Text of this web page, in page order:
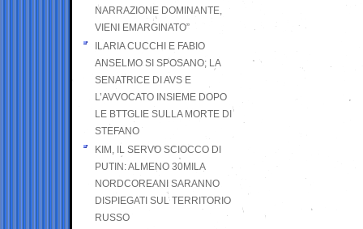
NARRAZIONE DOMINANTE,
VIENI EMARGINATO”
ILARIA CUCCHI E FABIO
ANSELMO SI SPOSANO; LA
SENATRICE DI AVS E
L’AVVOCATO INSIEME DOPO
LE BTTGLIE SULLA MORTE DI
STEFANO
KIM, IL SERVO SCIOCCO DI
PUTIN: ALMENO 30MILA
NORDCOREANI SARANNO
DISPIEGATI SUL TERRITORIO
RUSSO